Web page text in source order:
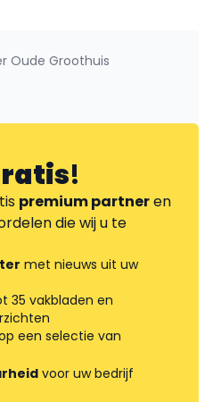
Oude Groothuis
!
premium partneren
die wij u te
met nieuws uit uw
35 vakbladen en
een selectie van
voor uw bedrijf